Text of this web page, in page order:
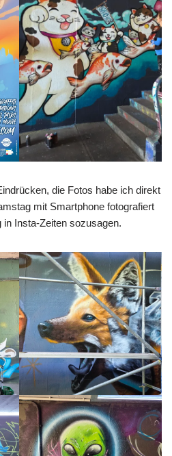
die Fotos habe ich direkt
mit Smartphone fotografiert
in Insta-Zeiten sozusagen.